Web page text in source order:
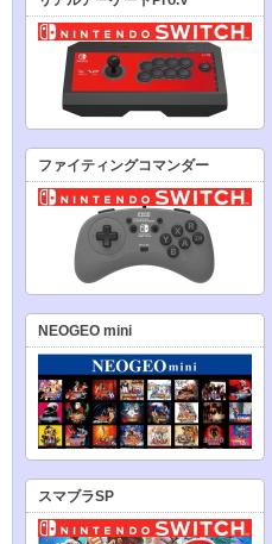
ファイティングコマンダー
NEOGEO mini
スマブラSP